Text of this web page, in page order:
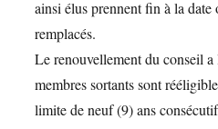
ainsi élus prennent fin à la
remplacés.
Le renouvellement du conseil
membres sortants sont
limite de neuf (9) ans